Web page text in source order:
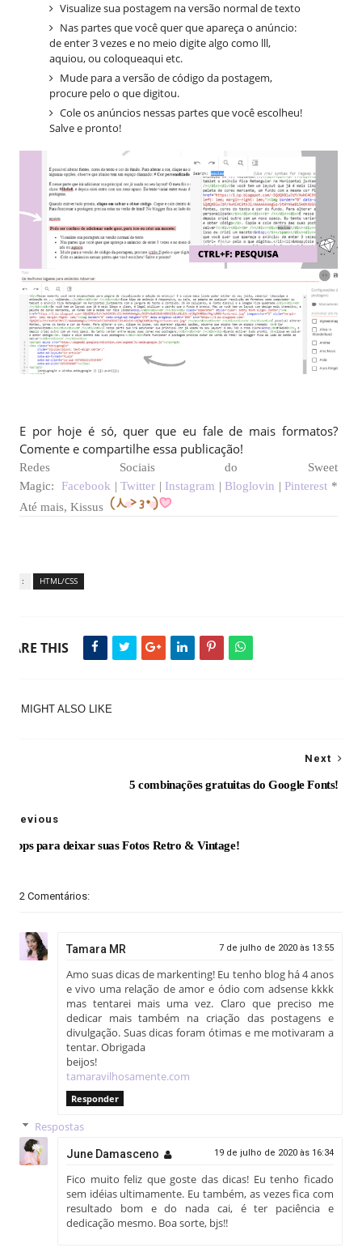
Visualize sua postagem na versão normal de texto
Nas partes que você quer que apareça o anúncio:
de enter 3 vezes e no meio digite algo como lll,
aquiou, ou coloqueaqui etc.
Mude para a versão de código da postagem,
procure pelo o que digitou.
Cole os anúncios nessas partes que você escolheu!
Salve e pronto!
E por hoje é só, quer que eu fale de mais formatos?
Comente e compartilhe essa publicação!
Redes Sociais do Sweet
Magic:
Facebook |Twitter | Instagram | Bloglovin | Pinterest *
Até mais, Kissus
Tags : HTML/CSS
THIS
MIGHT ALSO LIKE
Next
5 combinações gratuitas do Google Fonts!
Previous
apps para deixar suas Fotos Retro & Vintage!
2 Comentários:
Tamara MR 7 de julho de 2020 às 13:55
Amo suas dicas de markenting! Eu tenho blog há 4 anos
e vivo uma relação de amor e ódio com adsense kkkk
mas tentarei mais uma vez. Claro que preciso me
dedicar mais também na criação das postagens e
divulgação. Suas dicas foram ótimas e me motivaram a
tentar. Obrigada
beijos!
tamaravilhosamente.com
Responder
Respostas
June Damasceno 19 de julho de 2020 às 16:34
Fico muito feliz que goste das dicas! Eu tenho ficado
sem idéias ultimamente. Eu também, as vezes fica com
resultado bom e do nada cai, é ter paciência e
dedicação mesmo. Boa sorte, bjs!!